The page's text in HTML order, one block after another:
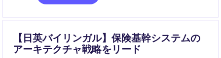
【日英バイリンガル】保険基幹システムの
アーキテクチャ戦略をリード